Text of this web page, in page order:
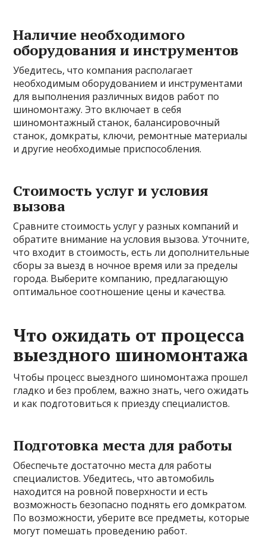
Наличие необходимого
оборудования и инструментов
Убедитесь, что компания располагает
необходимым оборудованием и инструментами
для выполнения различных видов работ по
шиномонтажу. Это включает в себя
шиномонтажный станок, балансировочный
станок, домкраты, ключи, ремонтные материалы
и другие необходимые приспособления.
Стоимость услуг и условия
вызова
Сравните стоимость услуг у разных компаний и
обратите внимание на условия вызова. Уточните,
что входит в стоимость, есть ли дополнительные
сборы за выезд в ночное время или за пределы
города. Выберите компанию, предлагающую
оптимальное соотношение цены и качества.
Что ожидать от процесса
выездного шиномонтажа
Чтобы процесс выездного шиномонтажа прошел
гладко и без проблем, важно знать, чего ожидать
и как подготовиться к приезду специалистов.
Подготовка места для работы
Обеспечьте достаточно места для работы
специалистов. Убедитесь, что автомобиль
находится на ровной поверхности и есть
возможность безопасно поднять его домкратом.
По возможности, уберите все предметы, которые
могут помешать проведению работ.